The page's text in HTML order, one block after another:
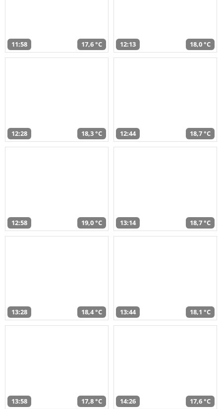
11:58 17,6 °C 12:13 18,0 °C
12:28 18,3 °C 12:44 18,7 °C
12:58 19,0 °C 13:14 18,7 °C
13:28 18,4 °C 13:44 18,1 °C
13:58 17,8 °C 14:26 17,6 °C